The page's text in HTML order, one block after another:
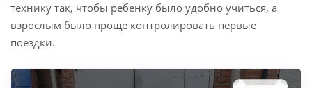
технику так, чтобы ребенку было удобно учиться, а
взрослым было проще контролировать первые
поездки.